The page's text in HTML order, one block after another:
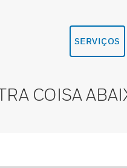
SERVIÇOS
COISA